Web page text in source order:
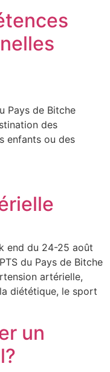
Pays de Bitche
des
enfants ou des
end du 24-25 août
du Pays de Bitche
artérielle,
diététique, le sport
un